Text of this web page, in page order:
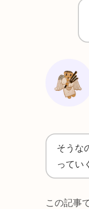
そうな
ってい
この記事